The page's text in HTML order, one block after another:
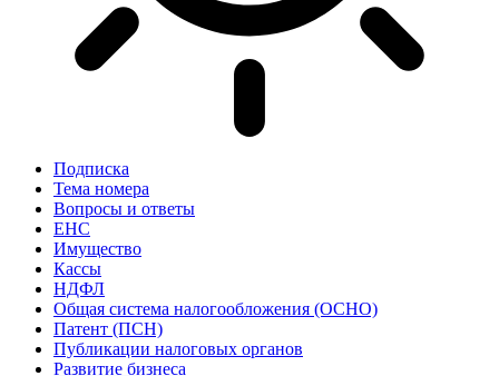
Подписка
Тема номера
Вопросы и ответы
ЕНС
Имущество
Кассы
НДФЛ
Общая система налогообложения (ОСНО)
Патент (ПСН)
Публикации налоговых органов
Развитие бизнеса